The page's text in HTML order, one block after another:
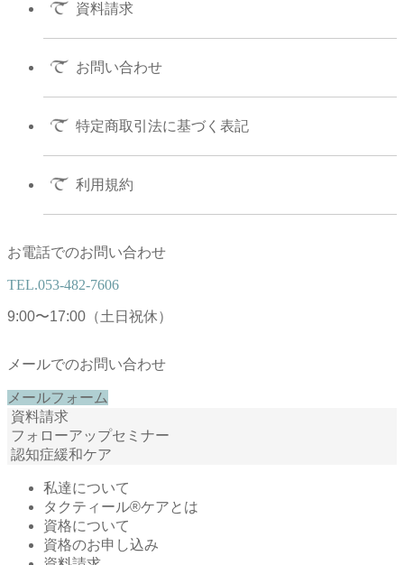
資料請求
お問い合わせ
特定商取引法に基づく表記
利用規約
お電話でのお問い合わせ
TEL.053-482-7606
9:00〜17:00（土日祝休）
メールでのお問い合わせ
メールフォーム
資料請求
フォローアップセミナー
認知症緩和ケア
私達について
タクティール®ケアとは
資格について
資格のお申し込み